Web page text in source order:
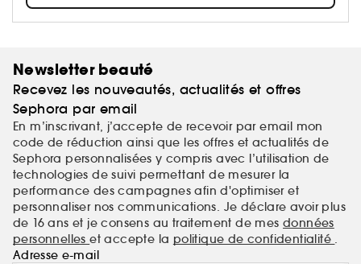
Newsletter beauté
Recevez les nouveautés, actualités et offres
Sephora par email
En m’inscrivant, j’accepte de recevoir par email mon
code de réduction ainsi que les offres et actualités de
Sephora personnalisées y compris avec l’utilisation de
technologies de suivi permettant de mesurer la
performance des campagnes afin d'optimiser et
personnaliser nos communications. Je déclare avoir plus
de 16 ans et je consens au traitement de mes données
personnelleset accepte la politique de confidentialité .
Adresse e-mail